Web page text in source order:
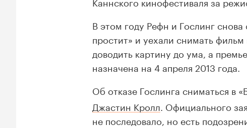
В этом году Рефн и Гослинг
простит» и уехали снимать
доводить картину до ума, а
назначена на 4 апреля 2013 года.
Об отказе Гослинга сниматься в
Джастин Кролл . Официального
не последовало, но есть